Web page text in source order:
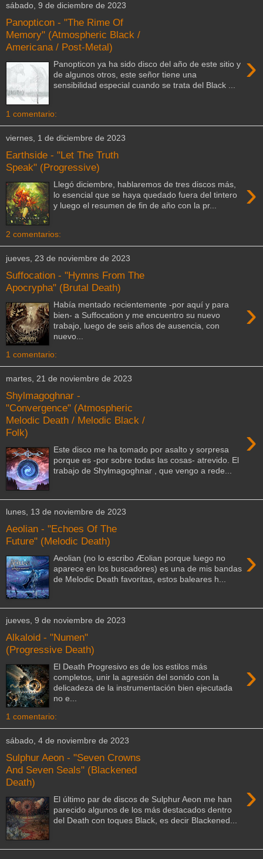
sábado, 9 de diciembre de 2023
Panopticon - "The Rime Of
Memory" (Atmospheric Black /
Americana / Post-Metal)
›
Panopticon ya ha sido disco del año de este sitio y
de algunos otros, este señor tiene una
sensibilidad especial cuando se trata del Black ...
1 comentario:
viernes, 1 de diciembre de 2023
Earthside - "Let The Truth
Speak" (Progressive)
›
Llegó diciembre, hablaremos de tres discos más,
lo esencial que se haya quedado fuera del tintero
y luego el resumen de fin de año con la pr...
2 comentarios:
jueves, 23 de noviembre de 2023
Suffocation - "Hymns From The
Apocrypha" (Brutal Death)
›
Había mentado recientemente -por aquí y para
bien- a Suffocation y me encuentro su nuevo
trabajo, luego de seis años de ausencia, con
nuevo...
1 comentario:
martes, 21 de noviembre de 2023
Shylmagoghnar -
"Convergence" (Atmospheric
Melodic Death / Melodic Black /
Folk)
›
Este disco me ha tomado por asalto y sorpresa
porque es -por sobre todas las cosas- atrevido. El
trabajo de Shylmagoghnar , que vengo a rede...
lunes, 13 de noviembre de 2023
Aeolian - "Echoes Of The
Future" (Melodic Death)
›
Aeolian (no lo escribo Æolian porque luego no
aparece en los buscadores) es una de mis bandas
de Melodic Death favoritas, estos baleares h...
jueves, 9 de noviembre de 2023
Alkaloid - "Numen"
(Progressive Death)
›
El Death Progresivo es de los estilos más
completos, unir la agresión del sonido con la
delicadeza de la instrumentación bien ejecutada
no e...
1 comentario:
sábado, 4 de noviembre de 2023
Sulphur Aeon - "Seven Crowns
And Seven Seals" (Blackened
Death)
›
El último par de discos de Sulphur Aeon me han
parecido algunos de los más destacados dentro
del Death con toques Black, es decir Blackened...